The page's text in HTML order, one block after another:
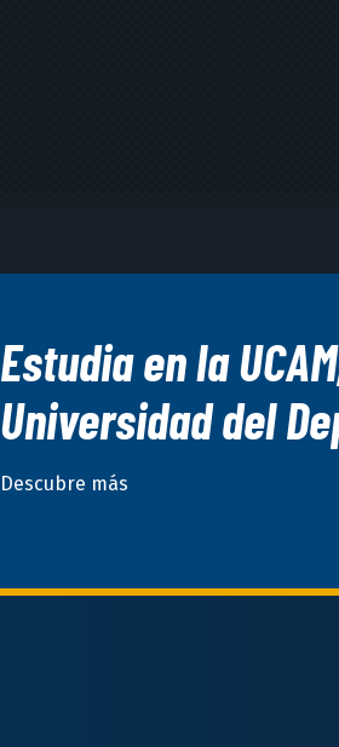
Estudia en la
Universidad del
Descubre más